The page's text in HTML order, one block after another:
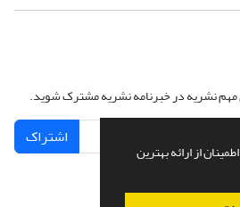
از ارائه بهترین
مهم نشریه در خبرنامه نشریه مشترک شوید.
اشتراک